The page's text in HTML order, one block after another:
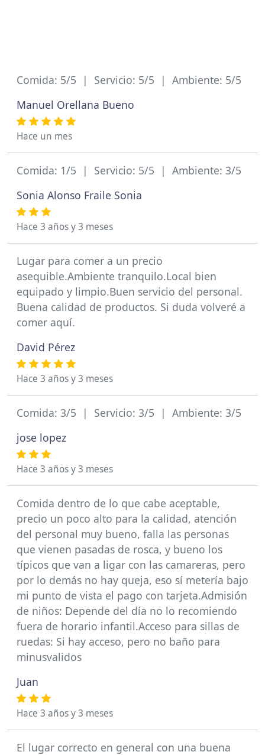
Comida: 5/5 | Servicio: 5/5 | Ambiente: 5/5
Manuel Orellana Bueno
Hace un mes
Comida: 1/5 | Servicio: 5/5 | Ambiente: 3/5
Sonia Alonso Fraile Sonia
Hace 3 años y 3 meses
Lugar para comer a un precio
asequible.Ambiente tranquilo.Local bien
equipado y limpio.Buen servicio del personal.
Buena calidad de productos. Si duda volveré a
comer aquí.
David Pérez
Hace 3 años y 3 meses
Comida: 3/5 | Servicio: 3/5 | Ambiente: 3/5
jose lopez
Hace 3 años y 3 meses
Comida dentro de lo que cabe aceptable,
precio un poco alto para la calidad, atención
del personal muy bueno, falla las personas
que vienen pasadas de rosca, y bueno los
típicos que van a ligar con las camareras, pero
por lo demás no hay queja, eso sí metería bajo
mi punto de vista el pago con tarjeta.Admisión
de niños: Depende del día no lo recomiendo
fuera de horario infantil.Acceso para sillas de
ruedas: Si hay acceso, pero no baño para
minusvalidos
Juan
Hace 3 años y 3 meses
El lugar correcto en general con una buena